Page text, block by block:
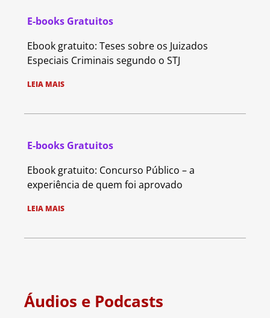
E-books Gratuitos
Ebook gratuito: Teses sobre os Juizados
Especiais Criminais segundo o STJ
LEIA MAIS
E-books Gratuitos
Ebook gratuito: Concurso Público – a
experiência de quem foi aprovado
LEIA MAIS
Áudios e Podcasts